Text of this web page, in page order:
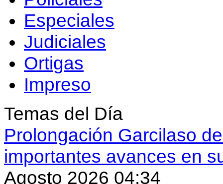
Especiales
Judiciales
Ortigas
Impreso
Temas del Día
Prolongación Garcilaso
importantes avances en
Agosto 2026 04:34